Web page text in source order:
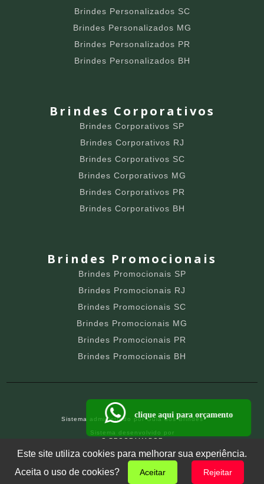
Brindes Personalizados SC
Brindes Personalizados MG
Brindes Personalizados PR
Brindes Personalizados BH
Brindes Corporativos
Brindes Corporativos SP
Brindes Corporativos RJ
Brindes Corporativos SC
Brindes Corporativos MG
Brindes Corporativos PR
Brindes Corporativos BH
Brindes Promocionais
Brindes Promocionais SP
Brindes Promocionais RJ
Brindes Promocionais SC
Brindes Promocionais MG
Brindes Promocionais PR
Brindes Promocionais BH
Sistema administrado porGuia dos Brindes
Sistema desenvolvido por
O PROGRAMADOR
clique aqui para orçamento
Este site utiliza cookies para melhorar sua experiência.
Aceita o uso de cookies?
Aceitar Rejeitar